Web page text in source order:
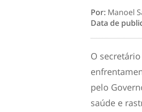
Por: Manoel
Data de
O
pelo
saúde e